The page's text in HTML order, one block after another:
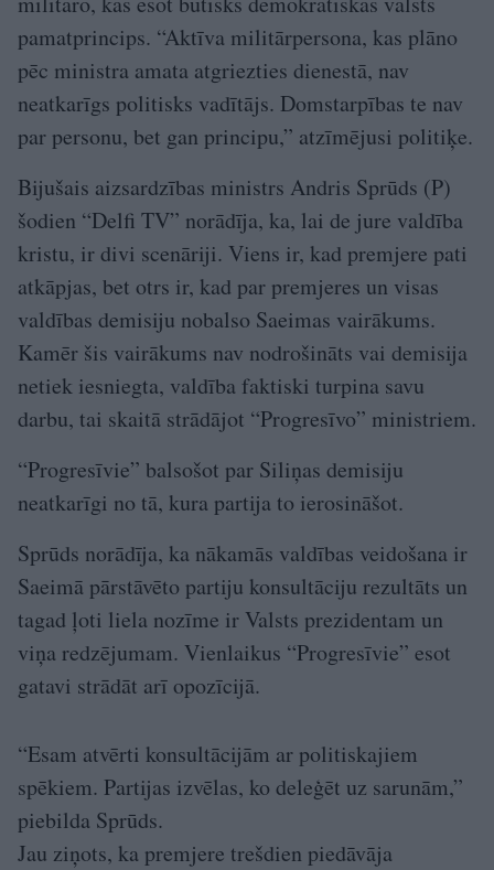
pamatprincips. “Aktīva militārpersona, kas plāno
pēc ministra amata atgriezties dienestā, nav
neatkarīgs politisks vadītājs. Domstarpības te nav
par personu, bet gan principu,” atzīmējusi politiķe.
Bijušais aizsardzības ministrs Andris Sprūds (P)
šodien “Delfi TV” norādīja, ka, lai de jure valdība
kristu, ir divi scenāriji. Viens ir, kad premjere pati
atkāpjas, bet otrs ir, kad par premjeres un visas
valdības demisiju nobalso Saeimas vairākums.
Kamēr šis vairākums nav nodrošināts vai demisija
netiek iesniegta, valdība faktiski turpina savu
darbu, tai skaitā strādājot “Progresīvo” ministriem.
“Progresīvie” balsošot par Siliņas demisiju
neatkarīgi no tā, kura partija to ierosināšot.
Sprūds norādīja, ka nākamās valdības veidošana ir
Saeimā pārstāvēto partiju konsultāciju rezultāts un
tagad ļoti liela nozīme ir Valsts prezidentam un
viņa redzējumam. Vienlaikus “Progresīvie” esot
gatavi strādāt arī opozīcijā.
“Esam atvērti konsultācijām ar politiskajiem
spēkiem. Partijas izvēlas, ko deleģēt uz sarunām,”
piebilda Sprūds.
Jau ziņots, ka premjere trešdien piedāvāja